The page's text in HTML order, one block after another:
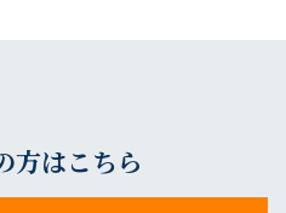
方はこちら